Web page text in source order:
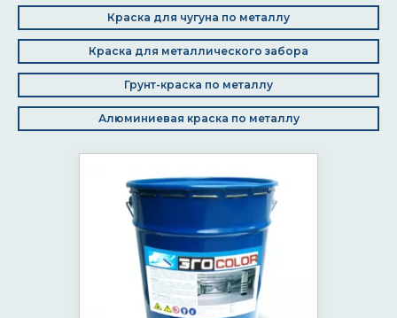
Краска для чугуна по металлу
Краска для металлического забора
Грунт-краска по металлу
Алюминиевая краска по металлу